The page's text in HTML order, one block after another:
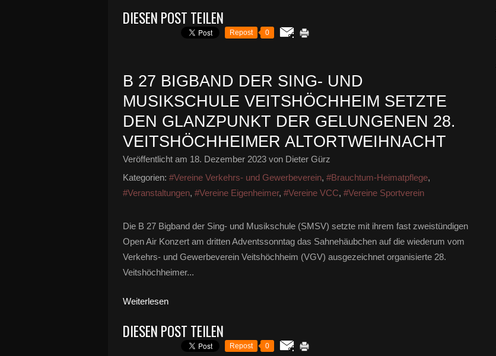
DIESEN POST TEILEN
Repost 0
B 27 BIGBAND DER SING- UND
MUSIKSCHULE VEITSHÖCHHEIM SETZTE
DEN GLANZPUNKT DER GELUNGENEN 28.
VEITSHÖCHHEIMER ALTORTWEIHNACHT
Veröffentlicht am 18. Dezember 2023 von Dieter Gürz
Kategorien: #Vereine Verkehrs- und Gewerbeverein, #Brauchtum-Heimatpflege,
#Veranstaltungen, #Vereine Eigenheimer, #Vereine VCC, #Vereine Sportverein
Die B 27 Bigband der Sing- und Musikschule (SMSV) setzte mit ihrem fast zweistündigen
Open Air Konzert am dritten Adventssonntag das Sahnehäubchen auf die wiederum vom
Verkehrs- und Gewerbeverein Veitshöchheim (VGV) ausgezeichnet organisierte 28.
Veitshöchheimer...
Weiterlesen
DIESEN POST TEILEN
Repost 0